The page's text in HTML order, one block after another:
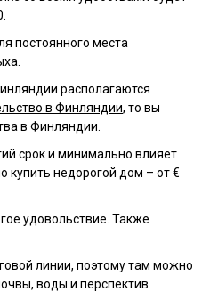
постоянного места
располагаются
в Финляндии, то вы
в Финляндии.
срок и минимально влияет
недорогой дом – от €
удовольствие. Также
линии, поэтому там можно
воды и перспектив